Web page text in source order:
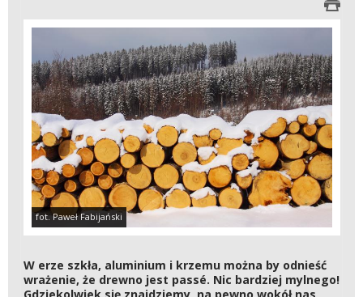
fot. Paweł Fabijański
W erze szkła, aluminium i krzemu można by odnieść
wrażenie, że drewno jest passé. Nic bardziej mylnego!